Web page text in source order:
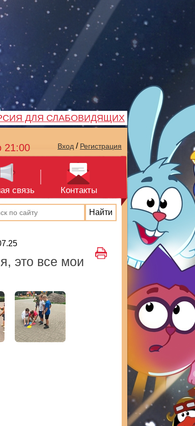
ДЛЯ СЛАБОВИДЯЩИХ
21:00 Вход / Регистрация
связь Контакты
это все мои